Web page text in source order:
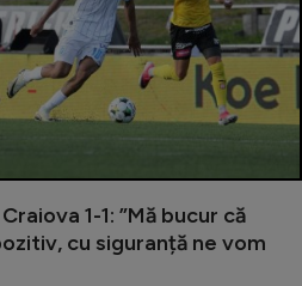
1-1: ”Mă bucur că
cu siguranță ne vom